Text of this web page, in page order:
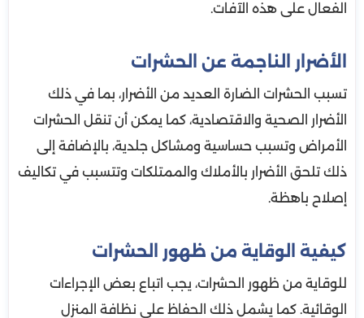
الفعال على هذه الآفات.
الأضرار الناجمة عن الحشرات
تسبب الحشرات الضارة العديد من الأضرار، بما في ذلك
الأضرار الصحية والاقتصادية، كما يمكن أن تنقل الحشرات
الأمراض وتسبب حساسية ومشاكل جلدية، بالإضافة إلى
ذلك تلحق الأضرار بالأملاك والممتلكات وتتسبب في تكاليف
إصلاح باهظة.
كيفية الوقاية من ظهور الحشرات
للوقاية من ظهور الحشرات، يجب اتباع بعض الإجراءات
الوقائية. كما يشمل ذلك الحفاظ على نظافة المنزل